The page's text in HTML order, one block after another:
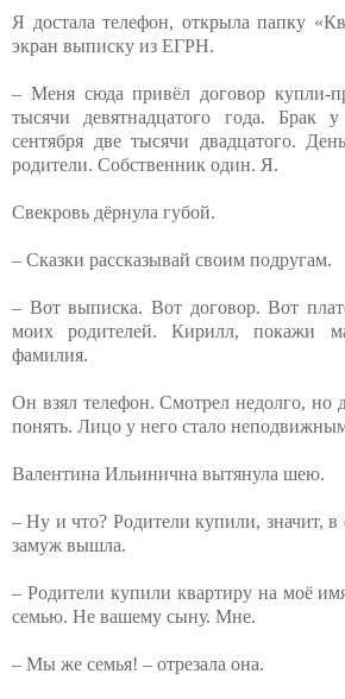
Я достала телефон, открыла папку
экран выписку из ЕГРН.
– Меня сюда привёл договор купли-
тысячи девятнадцатого года.
сентября две тысячи двадцатого.
родители. Собственник один. Я.
Свекровь дёрнула губой.
– Сказки рассказывай своим подругам.
– Вот выписка. Вот договор. Вот
моих родителей. Кирилл, покажи
фамилия.
Он взял телефон. Смотрел недолго, но
понять. Лицо у него стало
Валентина Ильинична вытянула шею.
– Ну и что? Родители купили, значит,
замуж вышла.
– Родители купили квартиру на моё
семью. Не вашему сыну. Мне.
– Мы же семья! – отрезала она.